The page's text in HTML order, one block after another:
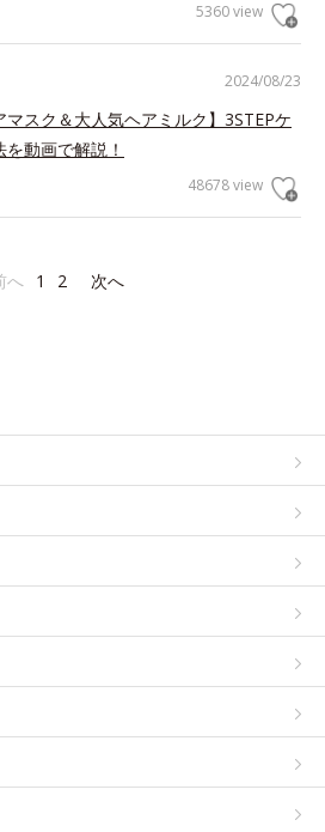
5360 view
2024/08/23
マスク＆大人気ヘアミルク】3STEPケ
を動画で解説！
48678 view
へ 1 2 次へ